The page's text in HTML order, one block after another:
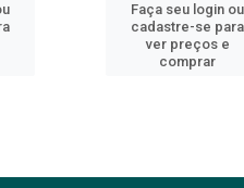
Faça seu login ou
cadastre-se para
ver preços e
comprar